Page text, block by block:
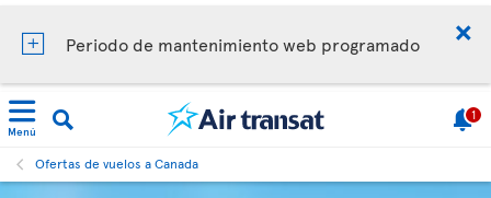
Periodo de mantenimiento web programado
Menú
1
Ofertas de vuelos a Canada